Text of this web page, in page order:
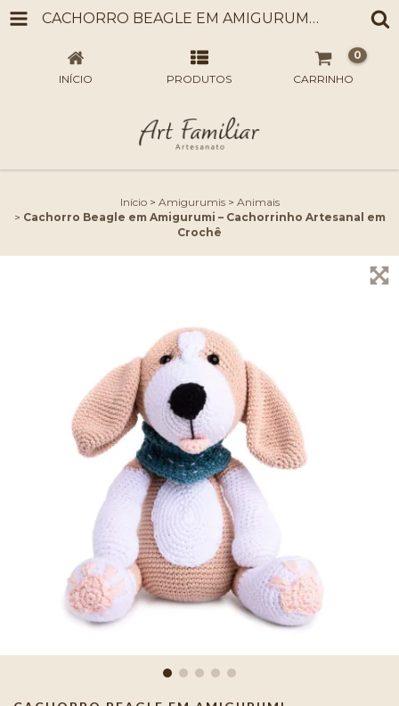
CACHORRO BEAGLE EM AMIGURUMI – CACHORRINHO ARTESANAL EM CROCHÊ
INÍCIO PRODUTOS CARRINHO
0
Início > Amigurumis > Animais
> Cachorro Beagle em Amigurumi – Cachorrinho Artesanal em
Crochê